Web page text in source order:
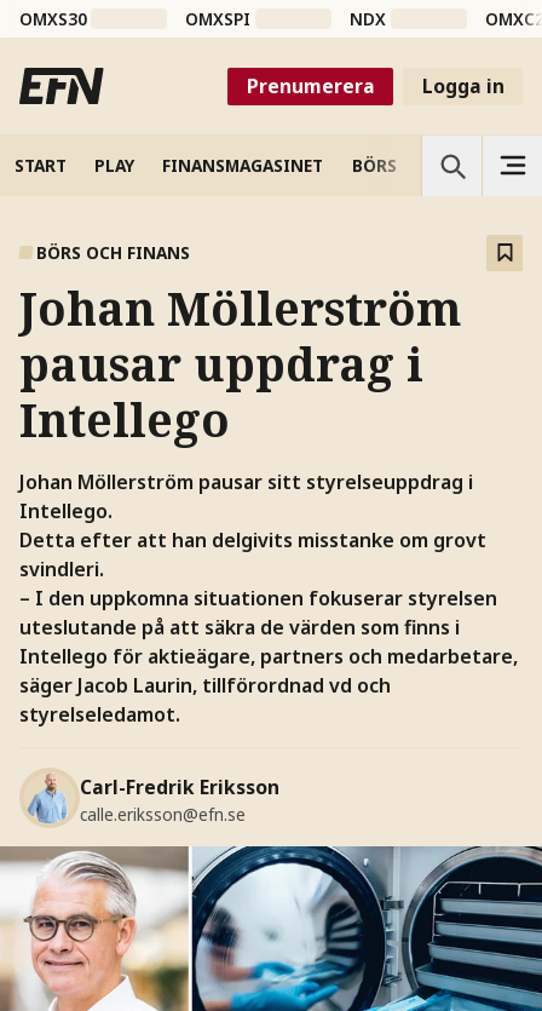
OMXS30 OMXSPI NDX
Prenumerera Logga in
START PLAY FINANSMAGASINET BÖRS VETENSKAP
BÖRS OCH FINANS
Johan Möllerström
pausar uppdrag i
Intellego
Johan Möllerström pausar sitt styrelseuppdrag i
Intellego.
Detta efter att han delgivits misstanke om grovt
svindleri.
– I den uppkomna situationen fokuserar styrelsen
uteslutande på att säkra de värden som finns i
Intellego för aktieägare, partners och medarbetare,
säger Jacob Laurin, tillförordnad vd och
styrelseledamot.
Carl-Fredrik Eriksson
calle.eriksson@efn.se